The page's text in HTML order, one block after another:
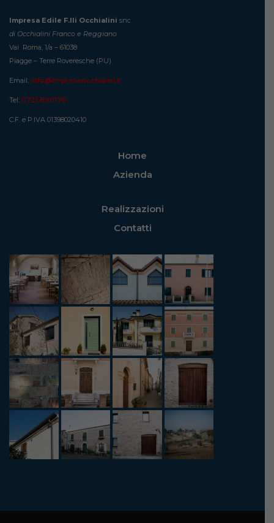
Impresa Edile F.lli Occhialini snc
di Occhialini Franco e Reggiano
Vai Roma, 1/a – 61038
Piagge – Terre Roveresche (PU)
Email: info@impresaocchialini.it
Tel: 0721 890176
C.F. e P.IVA 01398020410
Home
Azienda
Realizzazioni
Contatti